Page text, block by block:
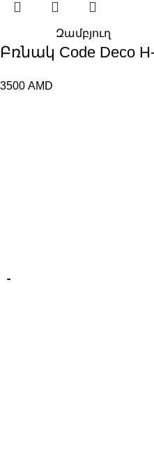
Զամբյուղ
Բռնակ Code Deco
3500 AMD